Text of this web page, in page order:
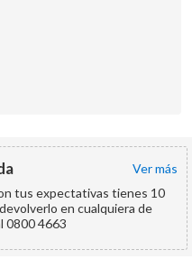
ver más
tus expectativas tienes 10
en cualquiera de
0800 4663